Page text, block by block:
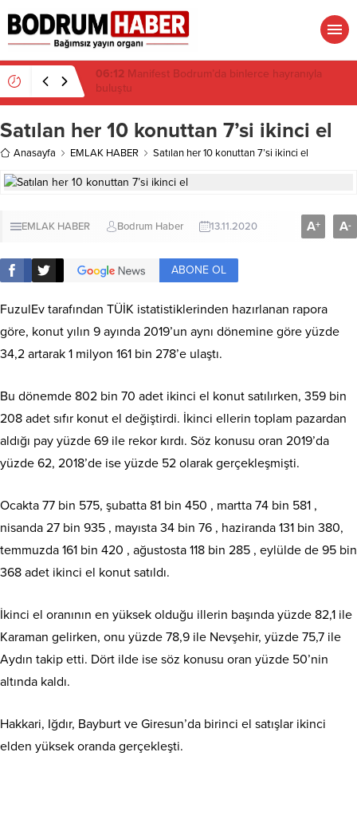
16:19Gümüşlük’te kıyı isyanı: Mandalinci hakkında
suç duyurusu
Satılan her 10 konuttan 7’si ikinci el
Anasayfa EMLAK HABER Satılan her 10 konuttan 7’si ikinci el
EMLAK HABER Bodrum Haber 13.11.2020 A+ A-
ABONE OL
FuzulEv tarafından TÜİK istatistiklerinden hazırlanan rapora
göre, konut yılın 9 ayında 2019’un aynı dönemine göre yüzde
34,2 artarak 1 milyon 161 bin 278’e ulaştı.
Bu dönemde 802 bin 70 adet ikinci el konut satılırken, 359 bin
208 adet sıfır konut el değiştirdi. İkinci ellerin toplam pazardan
aldığı pay yüzde 69 ile rekor kırdı. Söz konusu oran 2019’da
yüzde 62, 2018’de ise yüzde 52 olarak gerçekleşmişti.
Ocakta 77 bin 575, şubatta 81 bin 450 , martta 74 bin 581 ,
nisanda 27 bin 935 , mayısta 34 bin 76 , haziranda 131 bin 380,
temmuzda 161 bin 420 , ağustosta 118 bin 285 , eylülde de 95 bin
368 adet ikinci el konut satıldı.
İkinci el oranının en yüksek olduğu illerin başında yüzde 82,1 ile
Karaman gelirken, onu yüzde 78,9 ile Nevşehir, yüzde 75,7 ile
Aydın takip etti. Dört ilde ise söz konusu oran yüzde 50’nin
altında kaldı.
Hakkari, Iğdır, Bayburt ve Giresun’da birinci el satışlar ikinci
elden yüksek oranda gerçekleşti.